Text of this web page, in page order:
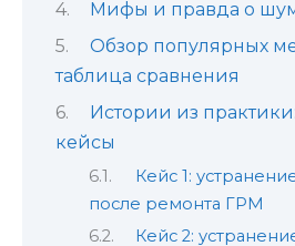
Мифы и правда о
Обзор популярных
таблица сравнения
Истории из
кейсы
Кейс 1:
после ремонта ГРМ
Кейс 2: